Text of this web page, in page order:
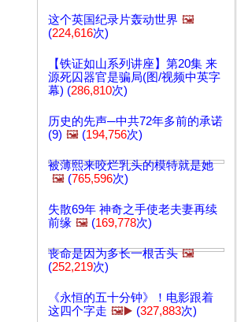
这个英国纪录片轰动世界 🖼️
(224,616次)
【铁证如山系列讲座】第20集 来
源死囚器官是骗局(图/视频中英字
幕) (286,810次)
历史的先声─中共72年多前的承诺
(9) 🖼️ (194,756次)
被薄熙来咬烂乳头的模特就是她
🖼️ (765,596次)
失散69年 神奇之手使老夫妻再续
前缘 🖼️ (169,778次)
丧命是因为多长一根舌头 🖼️
(252,219次)
《永恒的五十分钟》！电影跟着
这四个字走 🖼️▶️ (327,883次)